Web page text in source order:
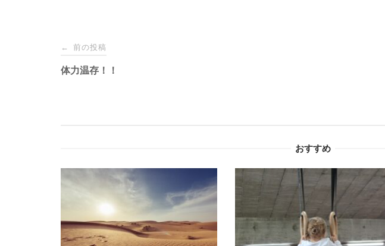
投
稿
ゲ
ー
シ
← 前の投稿
体力温存！！
おすすめ